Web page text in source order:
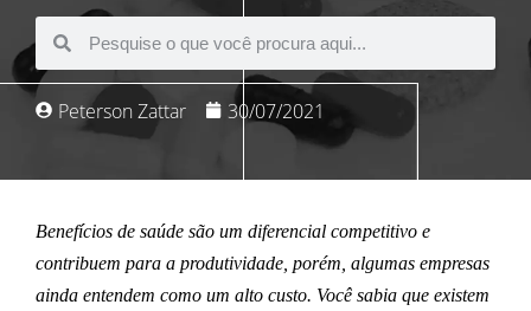
Peterson Zattar 30/07/2021
Benefícios de saúde são um diferencial competitivo e
contribuem para a produtividade, porém, algumas empresas
ainda entendem como um alto custo. Você sabia que existem